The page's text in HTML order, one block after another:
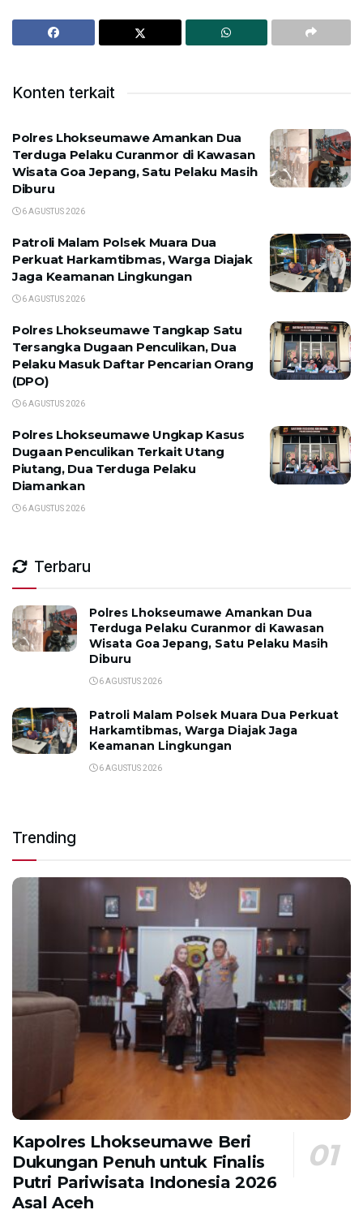
Konten terkait
Polres Lhokseumawe Amankan Dua
Terduga Pelaku Curanmor di Kawasan
Wisata Goa Jepang, Satu Pelaku Masih
Diburu
6 AGUSTUS 2026
Patroli Malam Polsek Muara Dua
Perkuat Harkamtibmas, Warga Diajak
Jaga Keamanan Lingkungan
6 AGUSTUS 2026
Polres Lhokseumawe Tangkap Satu
Tersangka Dugaan Penculikan, Dua
Pelaku Masuk Daftar Pencarian Orang
(DPO)
6 AGUSTUS 2026
Polres Lhokseumawe Ungkap Kasus
Dugaan Penculikan Terkait Utang
Piutang, Dua Terduga Pelaku
Diamankan
6 AGUSTUS 2026
Terbaru
Polres Lhokseumawe Amankan Dua
Terduga Pelaku Curanmor di Kawasan
Wisata Goa Jepang, Satu Pelaku Masih
Diburu
6 AGUSTUS 2026
Patroli Malam Polsek Muara Dua Perkuat
Harkamtibmas, Warga Diajak Jaga
Keamanan Lingkungan
6 AGUSTUS 2026
Trending
Kapolres Lhokseumawe Beri
Dukungan Penuh untuk Finalis
Putri Pariwisata Indonesia 2026
Asal Aceh